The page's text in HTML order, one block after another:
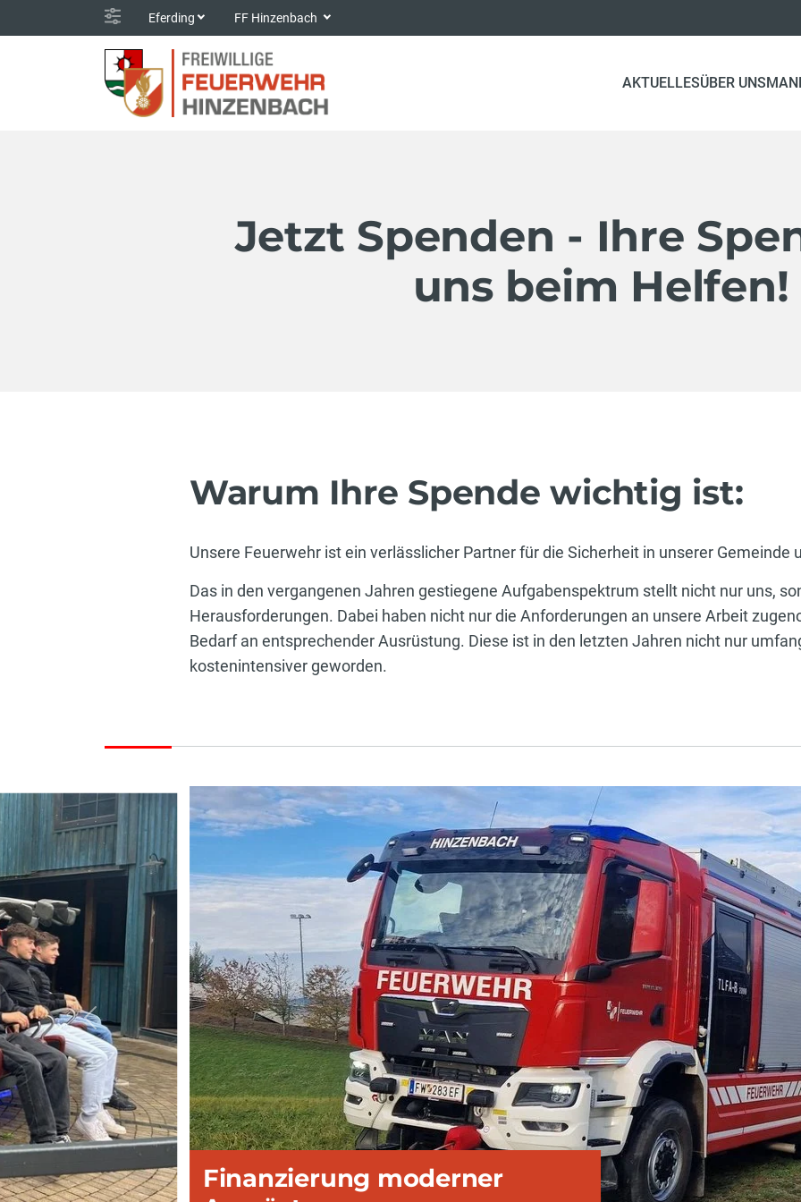
Eferding FF Hinzenbach
AKTUELLESÜBER UNS
Jetzt Spenden - Ihre
uns beim Helfen!
Warum Ihre Spende wichtig ist:
Unsere Feuerwehr ist ein verlässlicher Partner für die Sicherheit in unserer Gemeinde
Das in den vergangenen Jahren gestiegene Aufgabenspektrum stellt nicht nur uns,
Herausforderungen. Dabei haben nicht nur die Anforderungen an unsere Arbeit
Bedarf an entsprechender Ausrüstung. Diese ist in den letzten Jahren nicht nur
kostenintensiver geworden.
Finanzierung moderner
vorherige